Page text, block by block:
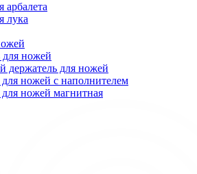
арбалета
лука
для ножей
держатель для ножей
ножей с наполнителем
ножей магнитная